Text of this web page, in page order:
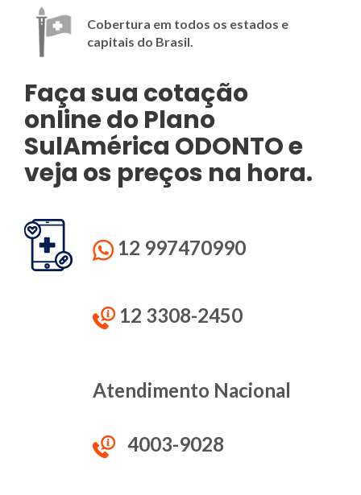
Cobertura em todos os estados e
capitais do Brasil.
Faça sua cotação
online doPlano
SulAmérica ODONTO e
veja os preços na hora.
12 997470990
12 3308-2450
Atendimento Nacional
4003-9028